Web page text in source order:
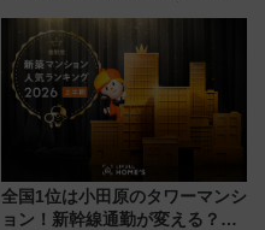
発売
全国1位は小田原のタワーマンシ
ョン！新幹線通勤が変える？